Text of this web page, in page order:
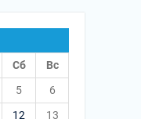
Сб
Вс
5
6
12 13